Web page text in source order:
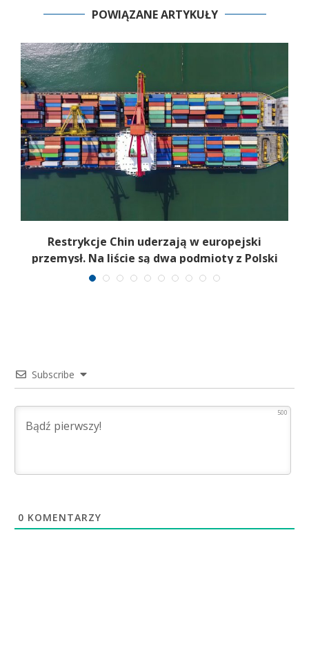
POWIĄZANE ARTYKUŁY
Restrykcje Chin uderzają w europejski
przemysł. Na liście są dwa podmioty z Polski
Subscribe
500
0 KOMENTARZY